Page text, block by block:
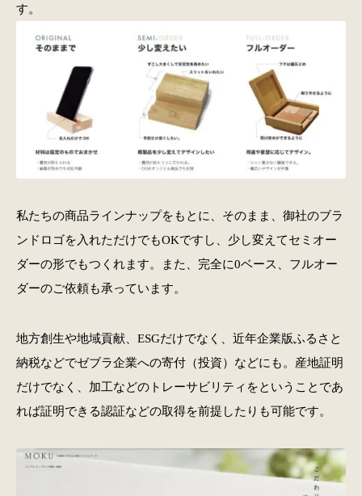
す。
私たちの商品ラインナップをもとに、そのまま、御社のブラ
ンドロゴを入れただけでもOKですし、少し変えてセミオー
ダーの形でもつくれます。また、完全に0ベース、フルオー
ダーのご依頼も承っています。
地方創生や地域貢献、ESGだけでなく、近年企業版ふるさと
納税などでゼブラ企業への寄付（投資）などにも。産地証明
だけでなく、加工などのトレーサビリティをということであ
れば証明できる認証などの取得を前提したりも可能です。